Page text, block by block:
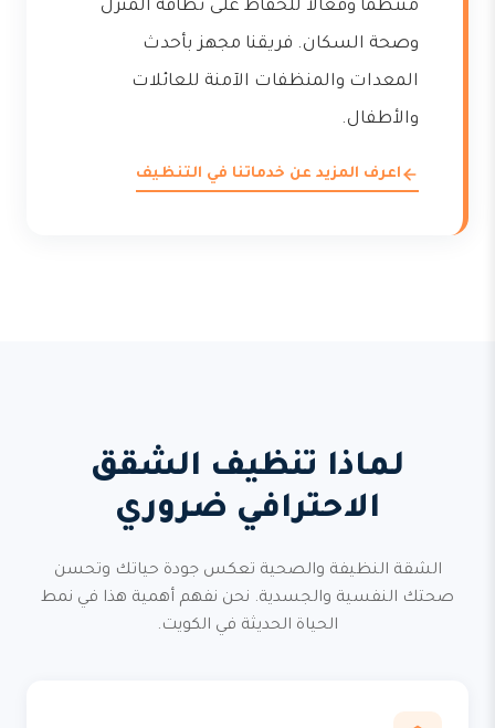
منتظماً وفعالاً للحفاظ على نظافة المنزل
وصحة السكان. فريقنا مجهز بأحدث
المعدات والمنظفات الآمنة للعائلات
والأطفال.
اعرف المزيد عن خدماتنا في التنظيف
لماذا تنظيف الشقق
الاحترافي ضروري
الشقة النظيفة والصحية تعكس جودة حياتك وتحسن
صحتك النفسية والجسدية. نحن نفهم أهمية هذا في نمط
الحياة الحديثة في الكويت.